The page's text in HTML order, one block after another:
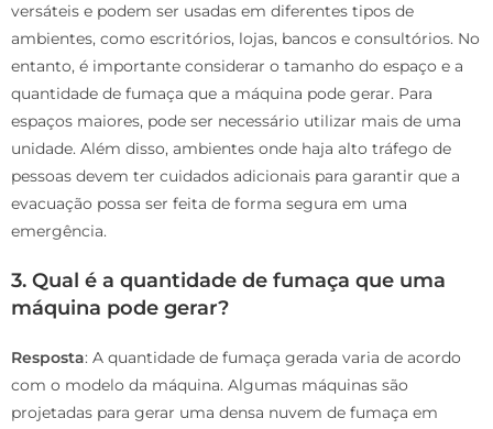
versáteis e podem ser usadas em diferentes tipos de
ambientes, como escritórios, lojas, bancos e consultórios. No
entanto, é importante considerar o tamanho do espaço e a
quantidade de fumaça que a máquina pode gerar. Para
espaços maiores, pode ser necessário utilizar mais de uma
unidade. Além disso, ambientes onde haja alto tráfego de
pessoas devem ter cuidados adicionais para garantir que a
evacuação possa ser feita de forma segura em uma
emergência.
3. Qual é a quantidade de fumaça que uma
máquina pode gerar?
Resposta: A quantidade de fumaça gerada varia de acordo
com o modelo da máquina. Algumas máquinas são
projetadas para gerar uma densa nuvem de fumaça em